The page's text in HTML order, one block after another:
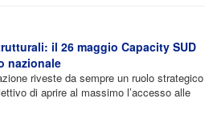
il 26 maggio Capacity SUD
nazionale
riveste da sempre un ruolo strategico
di aprire al massimo l’accesso alle